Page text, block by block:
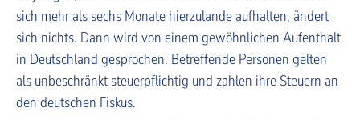
sich mehr als sechs Monate hierzulande aufhalten, ändert
sich nichts. Dann wird von einem gewöhnlichen Aufenthalt
in Deutschland gesprochen. Betreffende Personen gelten
als unbeschränkt steuerpflichtig und zahlen ihre Steuern an
den deutschen Fiskus.